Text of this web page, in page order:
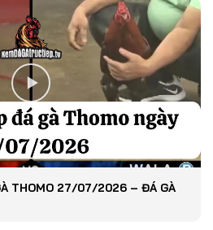
THOMO 27/07/2026 – ĐÁ GÀ